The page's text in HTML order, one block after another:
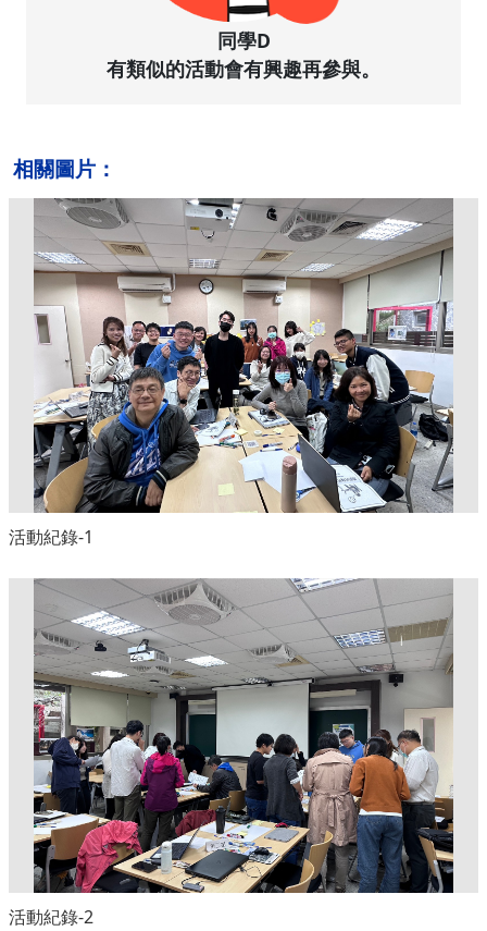
同學D
有類似的活動會有興趣再參與。
相關圖片：
活動紀錄-1
活動紀錄-2